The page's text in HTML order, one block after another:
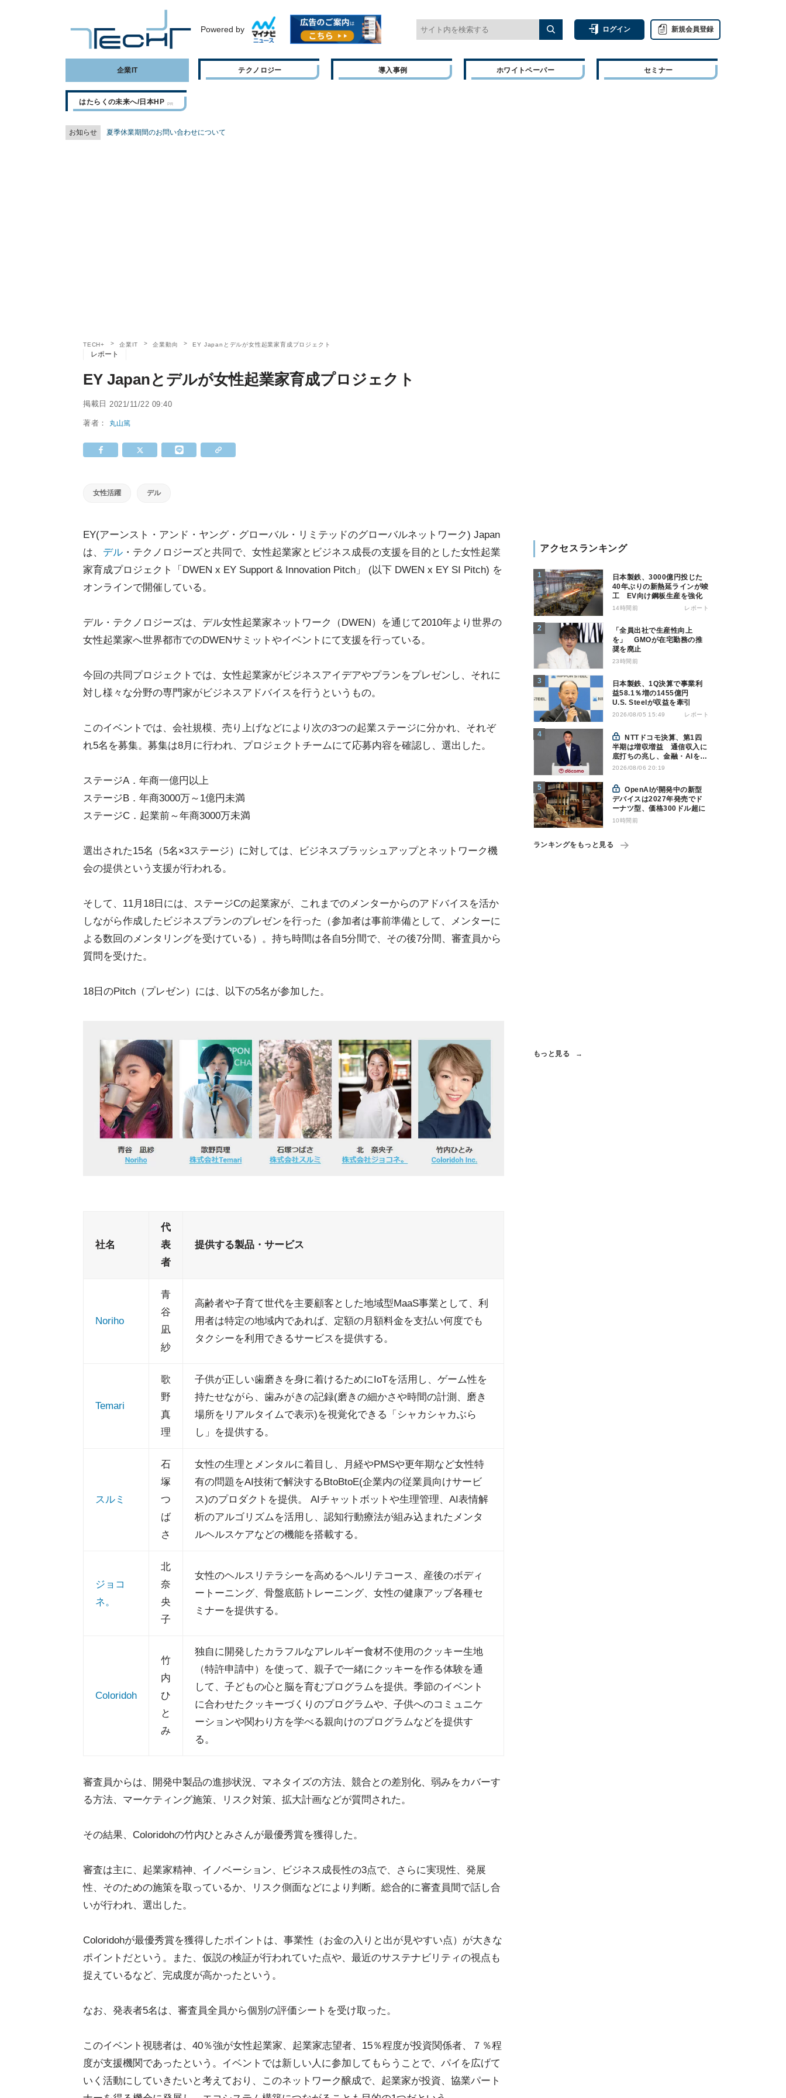
Powered by ログイン 新規会員登録
企業IT テクノロジー 導入事例 ホワイトペーパー セミナー
はたらくの未来へ/日本HP
お知らせ 夏季休業期間のお問い合わせについて
TECH+ 企業IT 企業動向 EY Japanとデルが女性起業家育成プロジェクト
レポート
EY Japanとデルが女性起業家育成プロジェクト
掲載日 2021/11/22 09:40
著者： 丸山篤
女性活躍 デル
EY(アーンスト・アンド・ヤング・グローバル・リミテッドのグローバルネットワーク) Japan
は、 デル ・テクノロジーズと共同で、女性起業家とビジネス成長の支援を目的とした女性起業
家育成プロジェクト「DWEN x EY Support & Innovation Pitch」 (以下 DWEN x EY SI Pitch) を
オンラインで開催している。
デル・テクノロジーズは、デル女性起業家ネットワーク（DWEN）を通じて2010年より世界の
女性起業家へ世界都市でのDWENサミットやイベントにて支援を行っている。
今回の共同プロジェクトでは、女性起業家がビジネスアイデアやプランをプレゼンし、それに
対し様々な分野の専門家がビジネスアドバイスを行うというもの。
このイベントでは、会社規模、売り上げなどにより次の3つの起業ステージに分かれ、それぞ
れ5名を募集。募集は8月に行われ、プロジェクトチームにて応募内容を確認し、選出した。
ステージA．年商一億円以上
ステージB．年商3000万～1億円未満
ステージC．起業前～年商3000万未満
選出された15名（5名×3ステージ）に対しては、ビジネスブラッシュアップとネットワーク機
会の提供という支援が行われる。
そして、11月18日には、ステージCの起業家が、これまでのメンターからのアドバイスを活か
しながら作成したビジネスプランのプレゼンを行った（参加者は事前準備として、メンターに
よる数回のメンタリングを受けている）。持ち時間は各自5分間で、その後7分間、審査員から
質問を受けた。
18日のPitch（プレゼン）には、以下の5名が参加した。
社名
代
表
者
提供する製品・サービス
Noriho
青
谷
凪
紗
高齢者や子育て世代を主要顧客とした地域型MaaS事業として、利
用者は特定の地域内であれば、定額の月額料金を支払い何度でも
タクシーを利用できるサービスを提供する。
Temari
歌
野
真
理
子供が正しい歯磨きを身に着けるためにIoTを活用し、ゲーム性を
持たせながら、歯みがきの記録(磨きの細かさや時間の計測、磨き
場所をリアルタイムで表示)を視覚化できる「シャカシャカぶら
し」を提供する。
スルミ
石
塚
つ
ば
さ
女性の生理とメンタルに着目し、月経やPMSや更年期など女性特
有の問題をAI技術で解決するBtoBtoE(企業内の従業員向けサービ
ス)のプロダクトを提供。 AIチャットボットや生理管理、AI表情解
析のアルゴリズムを活用し、認知行動療法が組み込まれたメンタ
ルヘルスケアなどの機能を搭載する。
ジョコ
ネ。
北
奈
央
子
女性のヘルスリテラシーを高めるヘルリテコース、産後のボディ
ートーニング、骨盤底筋トレーニング、女性の健康アップ各種セ
ミナーを提供する。
Coloridoh
竹
内
ひ
と
み
独自に開発したカラフルなアレルギー食材不使用のクッキー生地
（特許申請中）を使って、親子で一緒にクッキーを作る体験を通
して、子どもの心と脳を育むプログラムを提供。季節のイベント
に合わせたクッキーづくりのプログラムや、子供へのコミュニケ
ーションや関わり方を学べる親向けのプログラムなどを提供す
る。
審査員からは、開発中製品の進捗状況、マネタイズの方法、競合との差別化、弱みをカバーす
る方法、マーケティング施策、リスク対策、拡大計画などが質問された。
その結果、Coloridohの竹内ひとみさんが最優秀賞を獲得した。
審査は主に、起業家精神、イノベーション、ビジネス成長性の3点で、さらに実現性、発展
性、そのための施策を取っているか、リスク側面などにより判断。総合的に審査員間で話し合
いが行われ、選出した。
Coloridohが最優秀賞を獲得したポイントは、事業性（お金の入りと出が見やすい点）が大きな
ポイントだという。また、仮説の検証が行われていた点や、最近のサステナビリティの視点も
捉えているなど、完成度が高かったという。
なお、発表者5名は、審査員全員から個別の評価シートを受け取った。
このイベント視聴者は、40％強が女性起業家、起業家志望者、15％程度が投資関係者、７％程
度が支援機関であったという。イベントでは新しい人に参加してもらうことで、パイを広げて
いく活動にしていきたいと考えており、このネットワーク醸成で、起業家が投資、協業パート
アクセスランキング
日本製鉄、3000億円投じた
40年ぶりの新熱延ラインが竣
工 EV向け鋼板生産を強化
14時間前 レポート
「全員出社で生産性向上
を」 GMOが在宅勤務の推
奨を廃止
23時間前
日本製鉄、1Q決算で事業利
益58.1％増の1455億円
U.S. Steelが収益を牽引
2026/08/05 15:49 レポート
半期は増収増益 通信収入に
底打ちの兆し、金融・AIを強
化
2026/08/06 20:19
OpenAIが開発中の新型
デバイスは2027年発売でド
ーナツ型、価格300ドル超に
10時間前
ランキングをもっと見る
もっと見る